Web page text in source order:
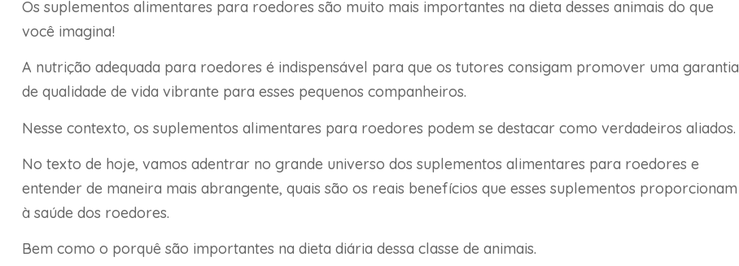
Os suplementos alimentares para roedores são muito mais importantes na dieta desses animais do que
você imagina!
A nutrição adequada para roedores é indispensável para que os tutores consigam promover uma garantia
de qualidade de vida vibrante para esses pequenos companheiros.
Nesse contexto, os suplementos alimentares para roedores podem se destacar como verdadeiros aliados.
No texto de hoje, vamos adentrar no grande universo dos suplementos alimentares para roedores e
entender de maneira mais abrangente, quais são os reais benefícios que esses suplementos proporcionam
à saúde dos roedores.
Bem como o porquê são importantes na dieta diária dessa classe de animais.